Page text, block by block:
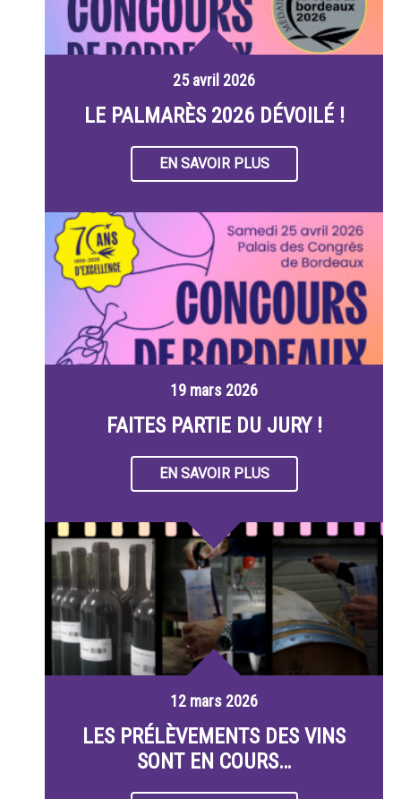
25 avril 2026
LE PALMARÈS 2026 DÉVOILÉ !
EN SAVOIR PLUS
19 mars 2026
FAITES PARTIE DU JURY !
EN SAVOIR PLUS
12 mars 2026
LES PRÉLÈVEMENTS DES VINS
SONT EN COURS…